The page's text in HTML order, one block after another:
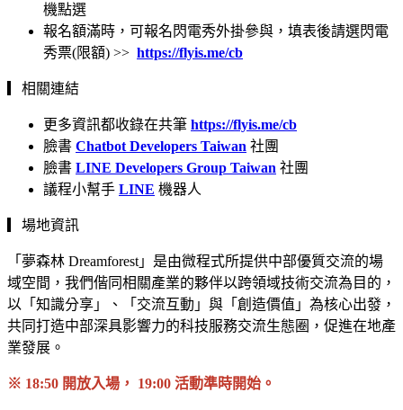
機點選
報名額滿時，可報名閃電秀外掛參與，填表後請選閃電
秀票(限額) >> https://flyis.me/cb
▎相關連結
更多資訊都收錄在共筆 https://flyis.me/cb
臉書 Chatbot Developers Taiwan 社團
臉書 LINE Developers Group Taiwan 社團
議程小幫手 LINE 機器人
▎場地資訊
「夢森林 Dreamforest」是由微程式所提供中部優質交流的場
域空間，我們偕同相關產業的夥伴以跨領域技術交流為目的，
以「知識分享」、「交流互動」與「創造價值」為核心出發，
共同打造中部深具影響力的科技服務交流生態圈，促進在地產
業發展。
※ 18:50 開放入場， 19:00 活動準時開始。